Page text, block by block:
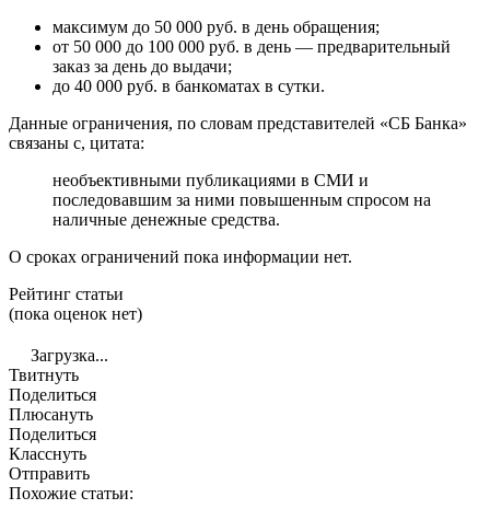
максимум до 50 000 руб. в день обращения;
от 50 000 до 100 000 руб. в день — предварительный
заказ за день до выдачи;
до 40 000 руб. в банкоматах в сутки.
Данные ограничения, по словам представителей «СБ Банка»
связаны с, цитата:
необъективными публикациями в СМИ и
последовавшим за ними повышенным спросом на
наличные денежные средства.
О сроках ограничений пока информации нет.
Рейтинг статьи
(пока оценок нет)
Загрузка...
Твитнуть
Поделиться
Плюсануть
Поделиться
Класснуть
Отправить
Похожие статьи: